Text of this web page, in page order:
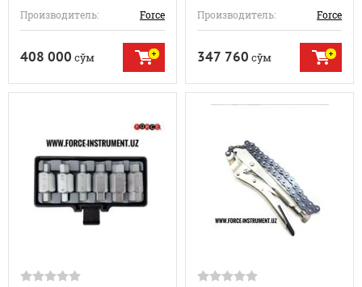
Производитель: Force
408 000 сўм
Производитель: Force
347 760 сўм